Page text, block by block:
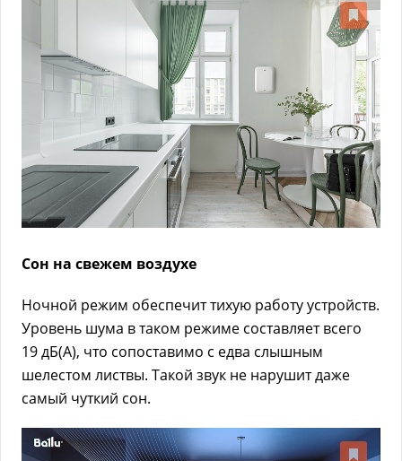
Сон на свежем воздухе
Ночной режим обеспечит тихую работу устройств.
Уровень шума в таком режиме составляет всего
19 дБ(А), что сопоставимо с едва слышным
шелестом листвы. Такой звук не нарушит даже
самый чуткий сон.